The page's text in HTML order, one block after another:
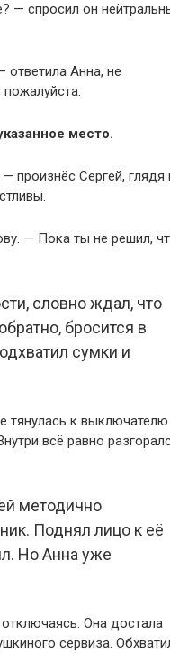
— спросил он
Анна, не
место.
произнёс Сергей, глядя
— Пока ты не решил,
словно ждал, что
бросится в
сумки и
тянулась к
всё равно
методично
Поднял лицо к её
Но Анна уже
Она достала
сервиза.